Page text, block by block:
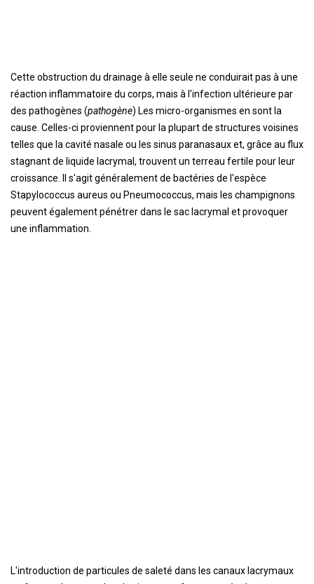
Cette obstruction du drainage à elle seule ne conduirait pas à une
réaction inflammatoire du corps, mais à l'infection ultérieure par
des pathogènes (pathogène) Les micro-organismes en sont la
cause. Celles-ci proviennent pour la plupart de structures voisines
telles que la cavité nasale ou les sinus paranasaux et, grâce au flux
stagnant de liquide lacrymal, trouvent un terreau fertile pour leur
croissance. Il s'agit généralement de bactéries de l'espèce
Stapylococcus aureus ou Pneumococcus, mais les champignons
peuvent également pénétrer dans le sac lacrymal et provoquer
une inflammation.
L'introduction de particules de saleté dans les canaux lacrymaux